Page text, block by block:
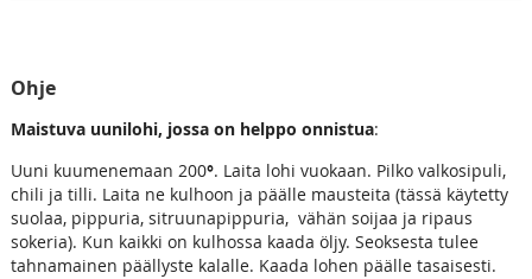
Ohje
Maistuva uunilohi, jossa on helppo onnistua:
Uuni kuumenemaan 200°. Laita lohi vuokaan. Pilko valkosipuli,
chili ja tilli. Laita ne kulhoon ja päälle mausteita (tässä käytetty
suolaa, pippuria, sitruunapippuria, vähän soijaa ja ripaus
sokeria). Kun kaikki on kulhossa kaada öljy. Seoksesta tulee
tahnamainen päällyste kalalle. Kaada lohen päälle tasaisesti.